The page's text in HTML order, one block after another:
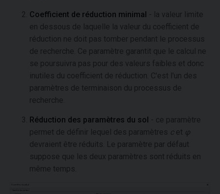
Coefficient de réduction minimal - la valeur limite
en dessous de laquelle la valeur du coefficient de
réduction ne doit pas tomber pendant le processus
de recherche. Ce paramètre garantit que le calcul ne
se poursuivra pas pour des valeurs faibles et donc
inutiles du coefficient de réduction. C'est l'un des
paramètres de terminaison du processus de
recherche.
Réduction des paramètres du sol - ce paramètre
permet de définir lequel des paramètres cet φ
devraient être réduits. Le paramètre par défaut
suppose que les deux paramètres sont réduits en
même temps.